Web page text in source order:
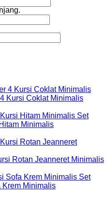
Kursi Coklat Minimalis
Set
Minimalis
Rotan Jeanneret Minimalis
Set
Krem Minimalis